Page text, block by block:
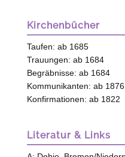
Kirchenbücher
Taufen: ab 1685
Trauungen: ab 1684
Begräbnisse: ab 1684
Kommunikanten: ab
Konfirmationen: ab 1822
Literatur & Links